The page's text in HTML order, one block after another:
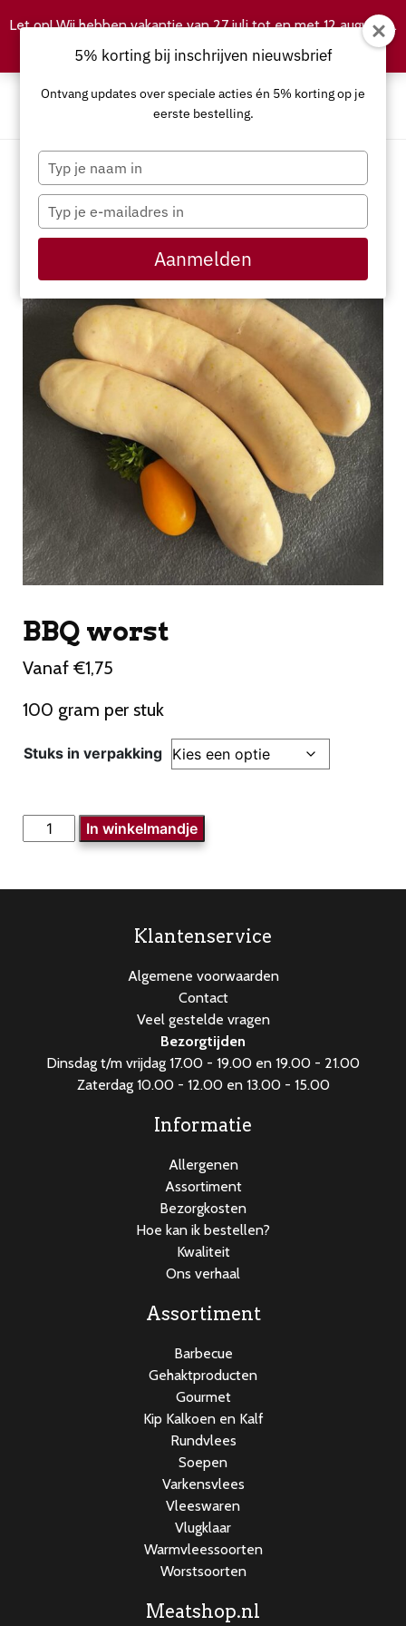
BBQ worst
Vanaf €1,75
100 gram per stuk
Stuks in verpakking
BBQ
worst
In winkelmandje
Klantenservice
Algemene voorwaarden
Contact
Veel gestelde vragen
Bezorgtijden
Dinsdag t/m vrijdag 17.00 - 19.00 en 19.00 - 21.00
Zaterdag 10.00 - 12.00 en 13.00 - 15.00
Informatie
Allergenen
Assortiment
Bezorgkosten
Hoe kan ik bestellen?
Kwaliteit
Ons verhaal
Assortiment
Barbecue
Gehaktproducten
Gourmet
Kip Kalkoen en Kalf
Rundvlees
Soepen
Varkensvlees
Vleeswaren
Vlugklaar
Warmvleessoorten
Worstsoorten
Meatshop.nl
5% korting bij inschrijven nieuwsbrief
Ontvang updates over speciale acties én 5% korting op je
eerste bestelling.
Typ
je
naam
Typ
je
e-
in
Aanmelden
Let op! Wij hebben vakantie van 27 juli tot en met 12 augustus.
Negeren